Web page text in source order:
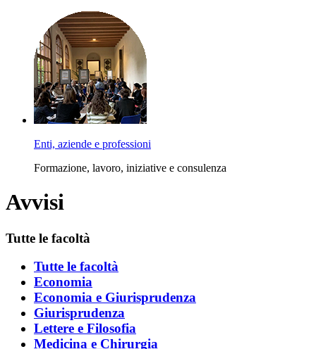
Enti, aziende e professioni
Formazione, lavoro, iniziative e consulenza
Avvisi
Tutte le facoltà
Tutte le facoltà
Economia
Economia e Giurisprudenza
Giurisprudenza
Lettere e Filosofia
Medicina e Chirurgia